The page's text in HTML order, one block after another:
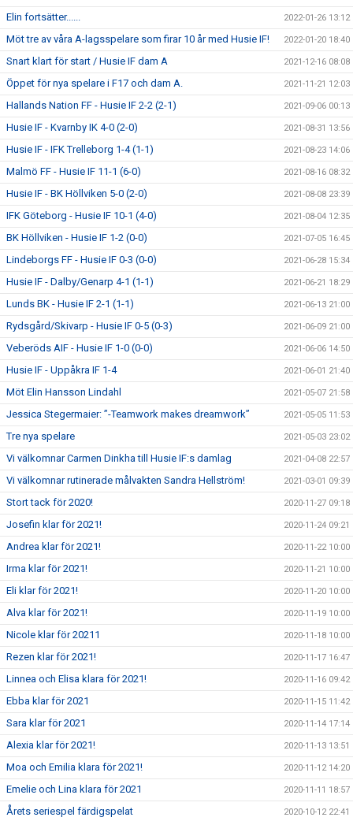
Elin fortsätter...... 2022-01-26 13:12
Möt tre av våra A-lagsspelare som firar 10 år med Husie IF! 2022-01-20 18:40
Snart klart för start / Husie IF dam A 2021-12-16 08:08
Öppet för nya spelare i F17 och dam A. 2021-11-21 12:03
Hallands Nation FF - Husie IF 2-2 (2-1) 2021-09-06 00:13
Husie IF - Kvarnby IK 4-0 (2-0) 2021-08-31 13:56
Husie IF - IFK Trelleborg 1-4 (1-1) 2021-08-23 14:06
Malmö FF - Husie IF 11-1 (6-0) 2021-08-16 08:32
Husie IF - BK Höllviken 5-0 (2-0) 2021-08-08 23:39
IFK Göteborg - Husie IF 10-1 (4-0) 2021-08-04 12:35
BK Höllviken - Husie IF 1-2 (0-0) 2021-07-05 16:45
Lindeborgs FF - Husie IF 0-3 (0-0) 2021-06-28 15:34
Husie IF - Dalby/Genarp 4-1 (1-1) 2021-06-21 18:29
Lunds BK - Husie IF 2-1 (1-1) 2021-06-13 21:00
Rydsgård/Skivarp - Husie IF 0-5 (0-3) 2021-06-09 21:00
Veberöds AIF - Husie IF 1-0 (0-0) 2021-06-06 14:50
Husie IF - Uppåkra IF 1-4 2021-06-01 21:40
Möt Elin Hansson Lindahl 2021-05-07 21:58
Jessica Stegermaier: ”-Teamwork makes dreamwork” 2021-05-05 11:53
Tre nya spelare 2021-05-03 23:02
Vi välkomnar Carmen Dinkha till Husie IF:s damlag 2021-04-08 22:57
Vi välkomnar rutinerade målvakten Sandra Hellström! 2021-03-01 09:39
Stort tack för 2020! 2020-11-27 09:18
Josefin klar för 2021! 2020-11-24 09:21
Andrea klar för 2021! 2020-11-22 10:00
Irma klar för 2021! 2020-11-21 10:00
Eli klar för 2021! 2020-11-20 10:00
Alva klar för 2021! 2020-11-19 10:00
Nicole klar för 20211 2020-11-18 10:00
Rezen klar för 2021! 2020-11-17 16:47
Linnea och Elisa klara för 2021! 2020-11-16 09:42
Ebba klar för 2021 2020-11-15 11:42
Sara klar för 2021 2020-11-14 17:14
Alexia klar för 2021! 2020-11-13 13:51
Moa och Emilia klara för 2021! 2020-11-12 14:20
Emelie och Lina klara för 2021 2020-11-11 18:57
Årets seriespel färdigspelat 2020-10-12 22:41